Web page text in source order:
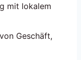
mit lokalem
Geschäft,